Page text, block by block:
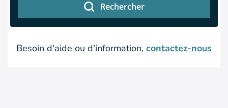
Rechercher
Besoin d'aide ou d'information, contactez-nous